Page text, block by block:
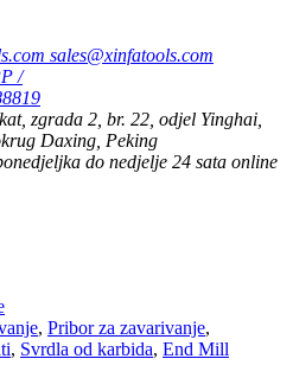
sales@xinfatools.com
/
zgrada 2, br. 22, odjel Yinghai,
Daxing, Peking
do nedjelje 24 sata online
, Pribor za zavarivanje,
, Svrdla od karbida, End Mill